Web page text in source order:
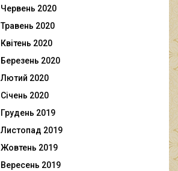
Червень 2020
Травень 2020
Квітень 2020
Березень 2020
Лютий 2020
Січень 2020
Грудень 2019
Листопад 2019
Жовтень 2019
Вересень 2019